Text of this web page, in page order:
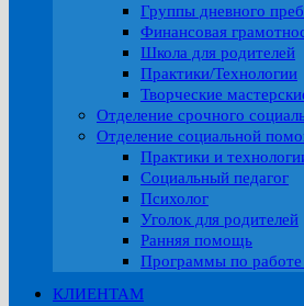
Группы дневного
Финансовая
Школа для родителей
Практики/Технологии
Творческие
Отделение срочного
Отделение социальной
Практики и
Социальный педагог
Психолог
Уголок для родителей
Ранняя помощь
Программы по работе
КЛИЕНТАМ